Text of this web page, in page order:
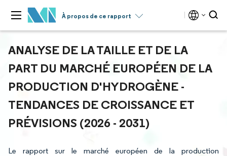
À propos de ce rapport
ANALYSE DE LA TAILLE ET DE LA
PART DU MARCHÉ EUROPÉEN DE LA
PRODUCTION D'HYDROGÈNE -
TENDANCES DE CROISSANCE ET
PRÉVISIONS (2026 - 2031)
Le rapport sur le marché européen de la production